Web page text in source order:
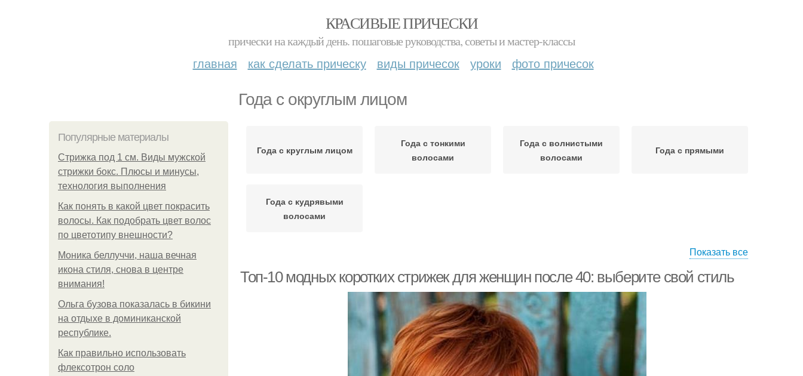
КРАСИВЫЕ ПРИЧЕСКИ
прически на каждый день. пошаговые руководства, советы и мастер-классы
главная как сделать прическу виды причесок уроки фото причесок
Года с округлым лицом
Популярные материалы
Стрижка под 1 см. Виды мужской
стрижки бокс. Плюсы и минусы,
технология выполнения
Как понять в какой цвет покрасить
волосы. Как подобрать цвет волос
по цветотипу внешности?
Моника беллуччи, наша вечная
икона стиля, снова в центре
внимания!
Ольга бузова показалась в бикини
на отдыхе в доминиканской
республике.
Как правильно использовать
флексотрон соло
Года с круглым лицом
Года с тонкими
волосами
Года с волнистыми
волосами
Года с прямыми
Года с кудрявыми
волосами
Показать все
Топ-10 модных коротких стрижек для женщин после 40: выберите свой стиль